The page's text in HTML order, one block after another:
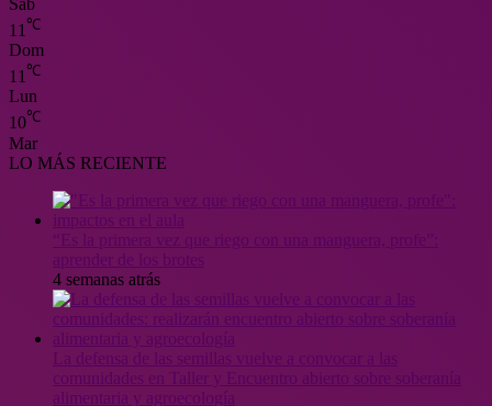
11 ℃
Dom
11 ℃
Lun
10℃
Mar
LO MÁS RECIENTE
4 semanas atrás